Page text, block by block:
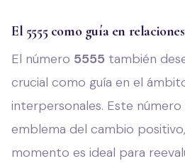
El 5555 como guía en
El número 5555 también
crucial como guía en el
interpersonales. Este
emblema del cambio
momento es ideal para